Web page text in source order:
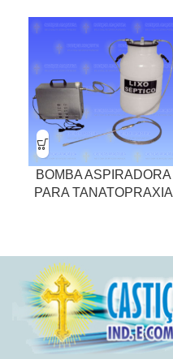
BOMBA ASPIRADORA
PARA TANATOPRAXIA